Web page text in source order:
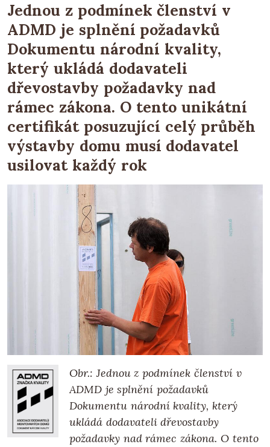
Jednou z podmínek členství v
ADMD je splnění požadavků
Dokumentu národní kvality,
který ukládá dodavateli
dřevostavby požadavky nad
rámec zákona. O tento unikátní
certifikát posuzující celý průběh
výstavby domu musí dodavatel
usilovat každý rok
Obr.: Jednou z podmínek členství v
ADMD je splnění požadavků
Dokumentu národní kvality, který
ukládá dodavateli dřevostavby
požadavky nad rámec zákona. O tento